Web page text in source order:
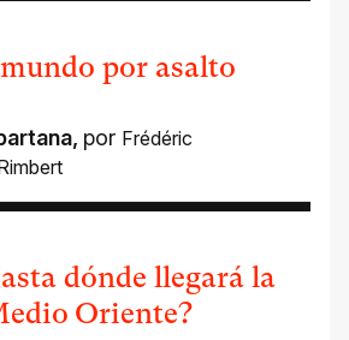
por asalto
, por Frédéric
dónde llegará la
Oriente?